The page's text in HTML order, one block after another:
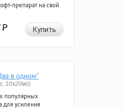
препарат на свой
Р Купить
в одном"
10x20мг)
популярных
для усиления